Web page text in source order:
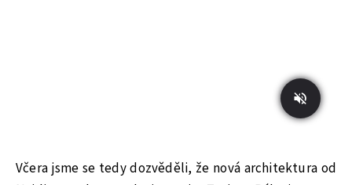
Včera jsme se tedy dozvěděli, že nová architektura od